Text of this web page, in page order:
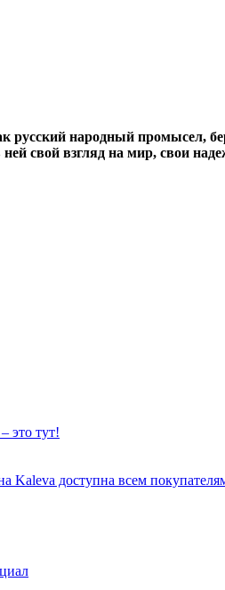
русский народный промысел,
свой взгляд на мир, свои
это тут!
Kaleva доступна всем